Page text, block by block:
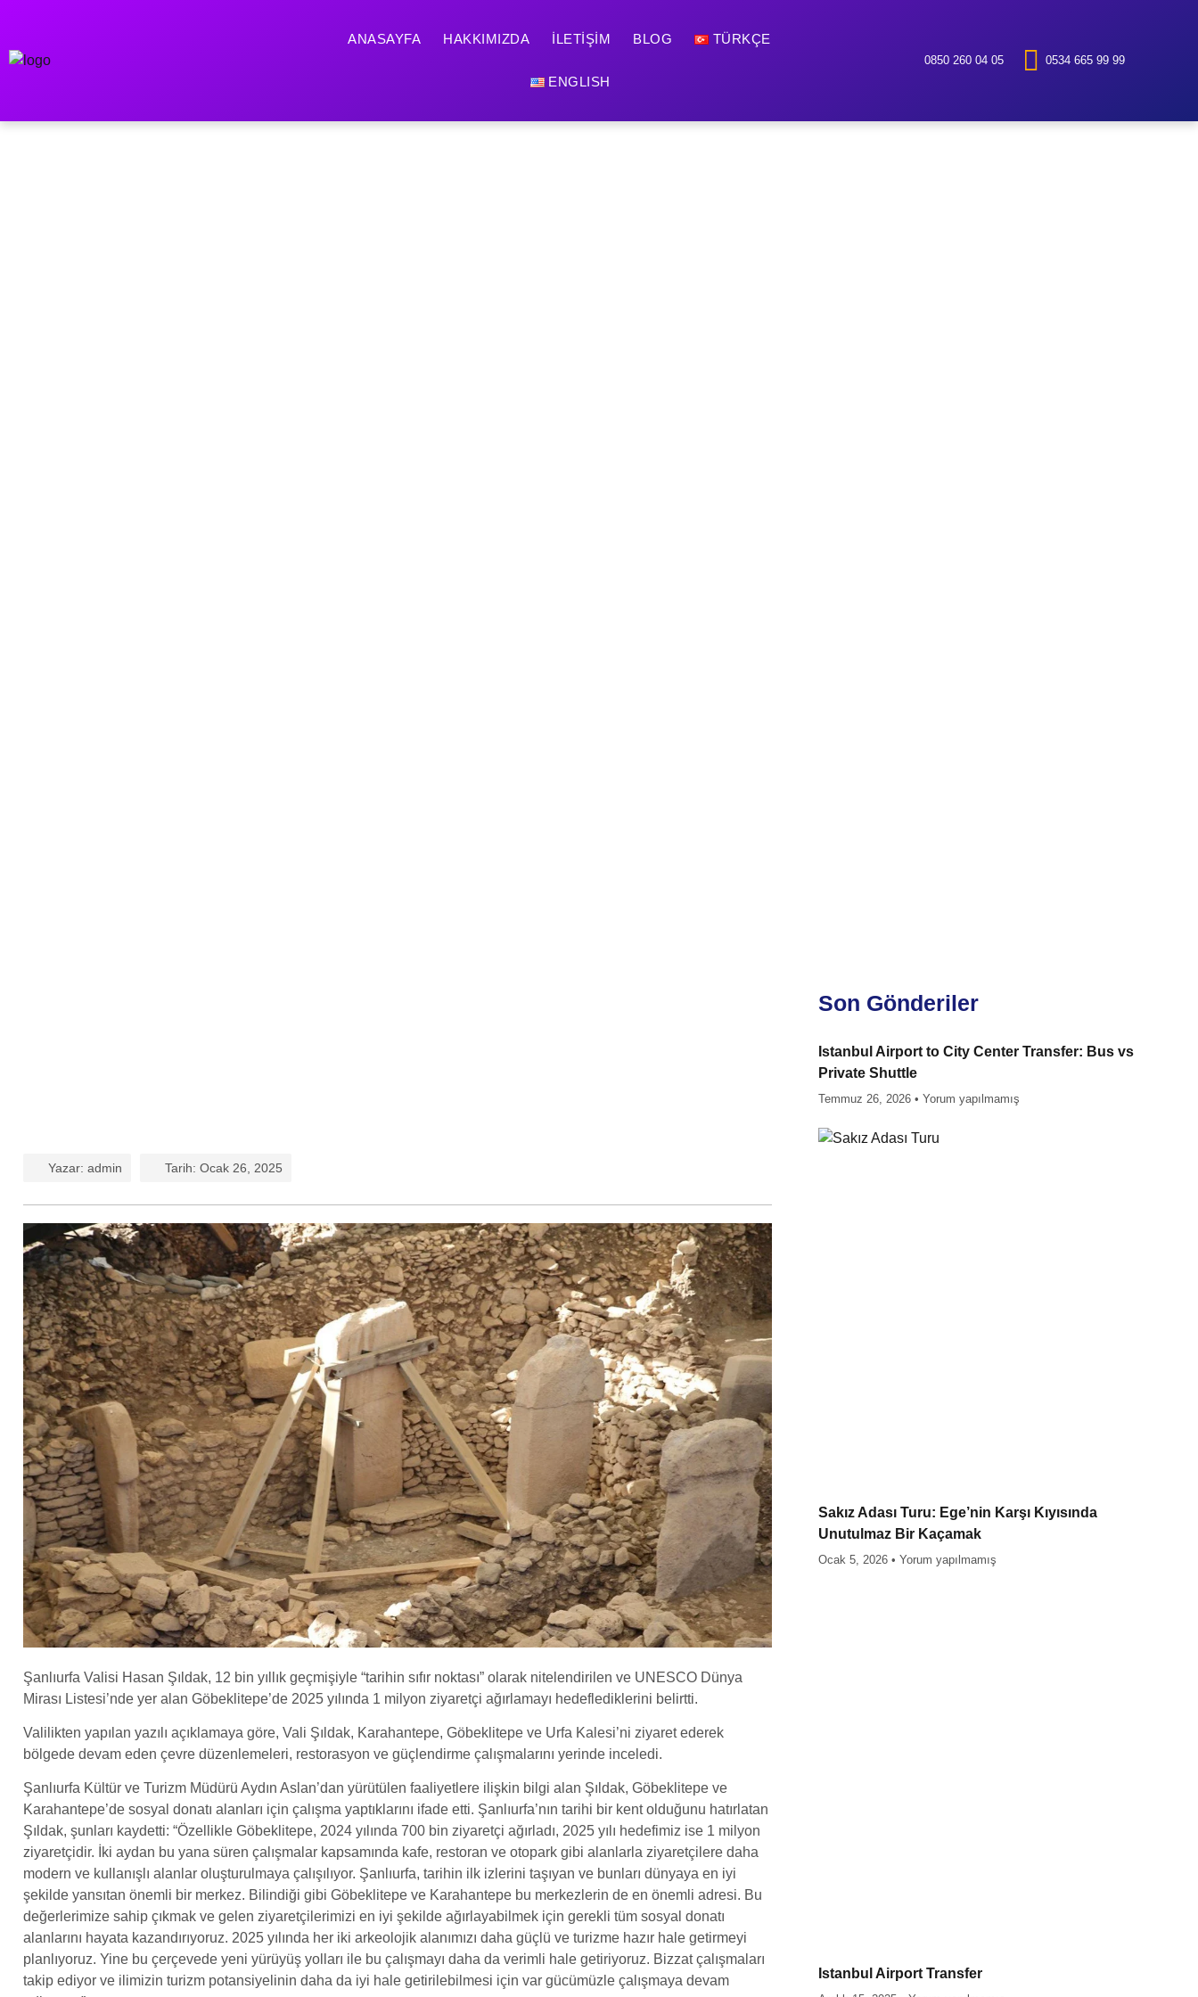
ANASAYFA HAKKIMIZDA İLETIŞIM BLOG TÜRKÇE
ENGLISH
0850 260 04 05 0534 665 99 99
Yazar: admin Tarih: Ocak 26, 2025
Şanlıurfa Valisi Hasan Şıldak, 12 bin yıllık geçmişiyle “tarihin sıfır noktası” olarak nitelendirilen ve UNESCO Dünya
Mirası Listesi’nde yer alan Göbeklitepe’de 2025 yılında 1 milyon ziyaretçi ağırlamayı hedeflediklerini belirtti.
Valilikten yapılan yazılı açıklamaya göre, Vali Şıldak, Karahantepe, Göbeklitepe ve Urfa Kalesi’ni ziyaret ederek
bölgede devam eden çevre düzenlemeleri, restorasyon ve güçlendirme çalışmalarını yerinde inceledi.
Şanlıurfa Kültür ve Turizm Müdürü Aydın Aslan’dan yürütülen faaliyetlere ilişkin bilgi alan Şıldak, Göbeklitepe ve
Karahantepe’de sosyal donatı alanları için çalışma yaptıklarını ifade etti. Şanlıurfa’nın tarihi bir kent olduğunu hatırlatan
Şıldak, şunları kaydetti: “Özellikle Göbeklitepe, 2024 yılında 700 bin ziyaretçi ağırladı, 2025 yılı hedefimiz ise 1 milyon
ziyaretçidir. İki aydan bu yana süren çalışmalar kapsamında kafe, restoran ve otopark gibi alanlarla ziyaretçilere daha
modern ve kullanışlı alanlar oluşturulmaya çalışılıyor. Şanlıurfa, tarihin ilk izlerini taşıyan ve bunları dünyaya en iyi
şekilde yansıtan önemli bir merkez. Bilindiği gibi Göbeklitepe ve Karahantepe bu merkezlerin de en önemli adresi. Bu
değerlerimize sahip çıkmak ve gelen ziyaretçilerimizi en iyi şekilde ağırlayabilmek için gerekli tüm sosyal donatı
alanlarını hayata kazandırıyoruz. 2025 yılında her iki arkeolojik alanımızı daha güçlü ve turizme hazır hale getirmeyi
planlıyoruz. Yine bu çerçevede yeni yürüyüş yolları ile bu çalışmayı daha da verimli hale getiriyoruz. Bizzat çalışmaları
takip ediyor ve ilimizin turizm potansiyelinin daha da iyi hale getirilebilmesi için var gücümüzle çalışmaya devam
Son Gönderiler
Istanbul Airport to City Center Transfer: Bus vs
Private Shuttle
Temmuz 26, 2026 Yorum yapılmamış
Sakız Adası Turu: Ege’nin Karşı Kıyısında
Unutulmaz Bir Kaçamak
Ocak 5, 2026 Yorum yapılmamış
Istanbul Airport Transfer